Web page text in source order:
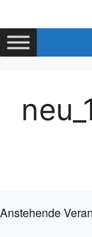
Inhalt
springen
Anstehende